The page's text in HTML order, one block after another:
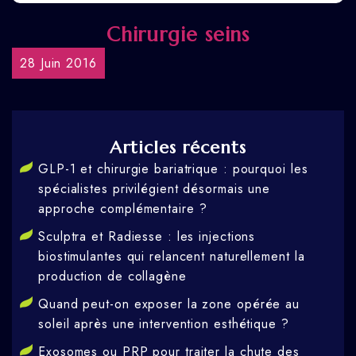
Chirurgie seins
28 Juin 2016
Articles récents
GLP-1 et chirurgie bariatrique : pourquoi les
spécialistes privilégient désormais une
approche complémentaire ?
Sculptra et Radiesse : les injections
biostimulantes qui relancent naturellement la
production de collagène
Quand peut-on exposer la zone opérée au
soleil après une intervention esthétique ?
Exosomes ou PRP pour traiter la chute des